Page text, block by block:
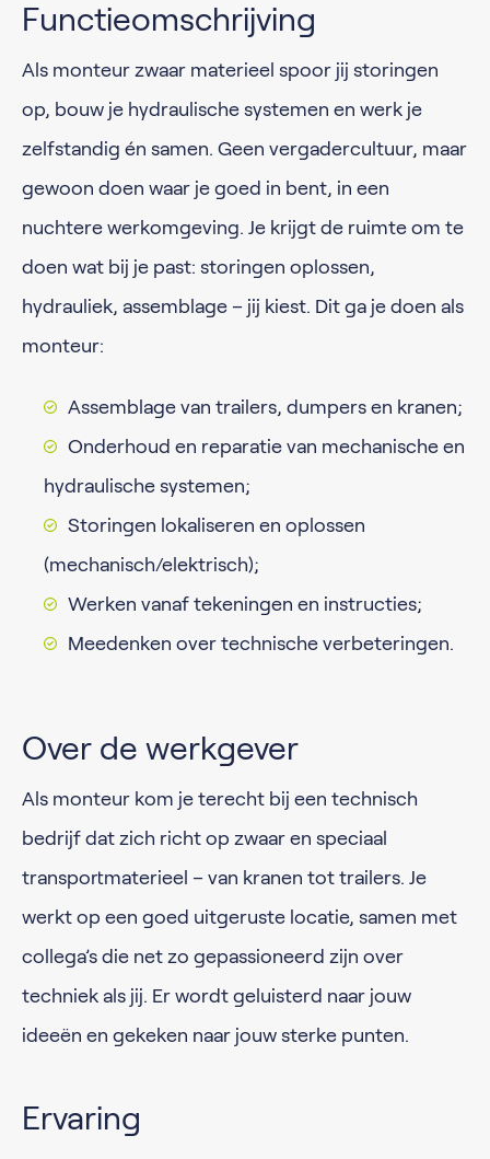
Functieomschrijving
Als monteur zwaar materieel spoor jij storingen
op, bouw je hydraulische systemen en werk je
zelfstandig én samen. Geen vergadercultuur, maar
gewoon doen waar je goed in bent, in een
nuchtere werkomgeving. Je krijgt de ruimte om te
doen wat bij je past: storingen oplossen,
hydrauliek, assemblage – jij kiest. Dit ga je doen als
monteur:
Assemblage van trailers, dumpers en kranen;
Onderhoud en reparatie van mechanische en
hydraulische systemen;
Storingen lokaliseren en oplossen
(mechanisch/elektrisch);
Werken vanaf tekeningen en instructies;
Meedenken over technische verbeteringen.
Over de werkgever
Als monteur kom je terecht bij een technisch
bedrijf dat zich richt op zwaar en speciaal
transportmaterieel – van kranen tot trailers. Je
werkt op een goed uitgeruste locatie, samen met
collega’s die net zo gepassioneerd zijn over
techniek als jij. Er wordt geluisterd naar jouw
ideeën en gekeken naar jouw sterke punten.
Ervaring